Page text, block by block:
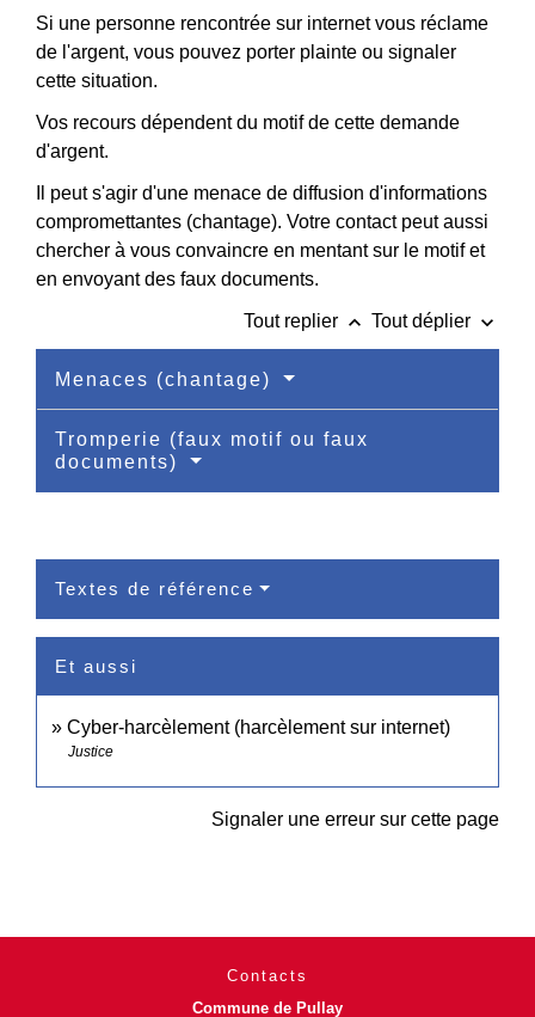
Si une personne rencontrée sur internet vous réclame
de l'argent, vous pouvez porter plainte ou signaler
cette situation.
Vos recours dépendent du motif de cette demande
d'argent.
Il peut s'agir d'une menace de diffusion d'informations
compromettantes (chantage). Votre contact peut aussi
chercher à vous convaincre en mentant sur le motif et
en envoyant des faux documents.
Tout replier keyboard_arrow_up Tout déplier keyboard_arrow_down
Menaces (chantage)
Tromperie (faux motif ou faux
documents)
Textes de référence
Et aussi
Cyber-harcèlement (harcèlement sur internet)
Justice
Signaler une erreur sur cette page
Contacts
Commune de Pullay